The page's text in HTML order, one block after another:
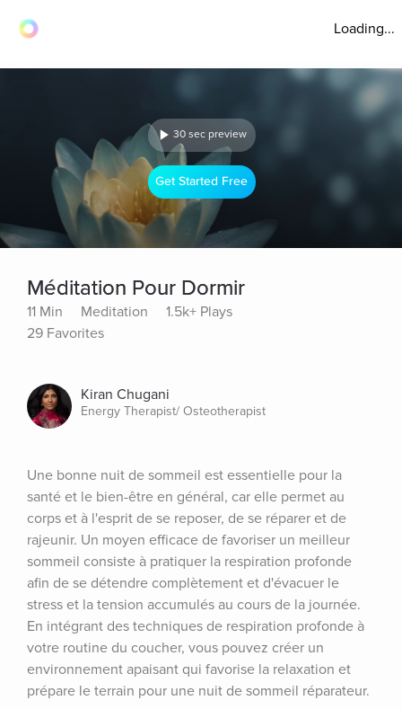
Loading...
30 sec preview
Get Started Free
Méditation Pour Dormir
11 Min Meditation
1.5k+ Plays
29 Favorites
Kiran Chugani
Energy Therapist/ Osteotherapist
Une bonne nuit de sommeil est essentielle pour la
santé et le bien-être en général, car elle permet au
corps et à l'esprit de se reposer, de se réparer et de
rajeunir. Un moyen efficace de favoriser un meilleur
sommeil consiste à pratiquer la respiration profonde
afin de se détendre complètement et d'évacuer le
stress et la tension accumulés au cours de la journée.
En intégrant des techniques de respiration profonde à
votre routine du coucher, vous pouvez créer un
environnement apaisant qui favorise la relaxation et
prépare le terrain pour une nuit de sommeil réparateur.